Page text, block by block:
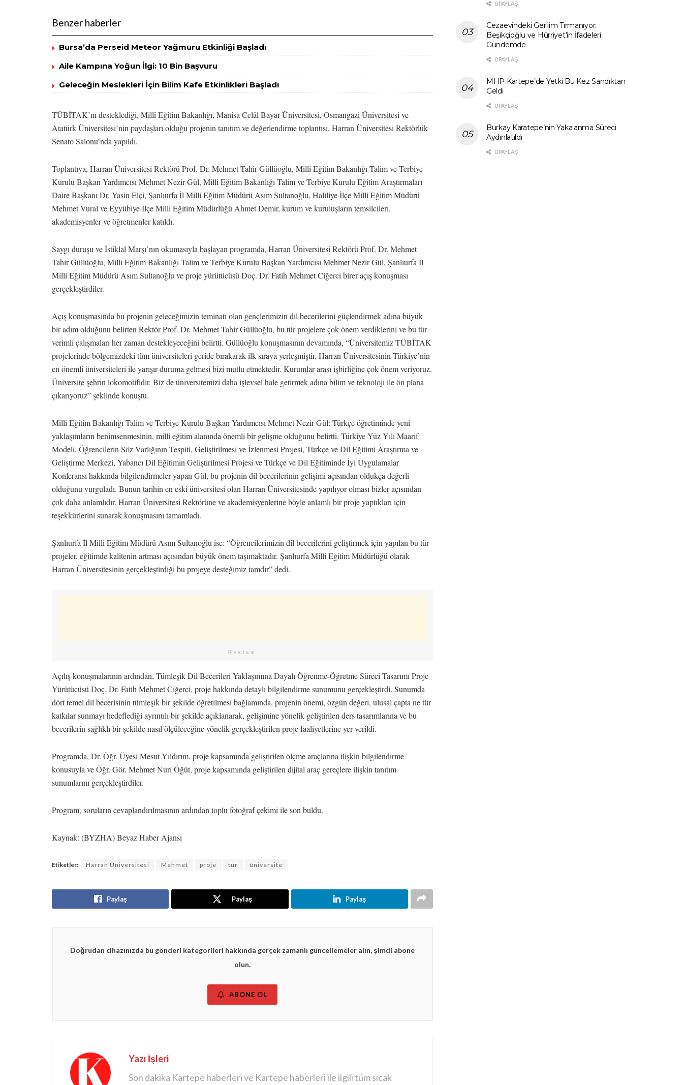
Benzer haberler
Bursa’da Perseid Meteor Yağmuru Etkinliği Başladı
Aile Kampına Yoğun İlgi: 10 Bin Başvuru
Geleceğin Meslekleri İçin Bilim Kafe Etkinlikleri Başladı
TÜBİTAK’ın desteklediği, Millî Eğitim Bakanlığı, Manisa Celâl Bayar Üniversitesi, Osmangazi Üniversitesi ve
Atatürk Üniversitesi’nin paydaşları olduğu projenin tanıtım ve değerlendirme toplantısı, Harran Üniversitesi Rektörlük
Senato Salonu’nda yapıldı.
Toplantıya, Harran Üniversitesi Rektörü Prof. Dr. Mehmet Tahir Güllüoğlu, Milli Eğitim Bakanlığı Talim ve Terbiye
Kurulu Başkan Yardımcısı Mehmet Nezir Gül, Milli Eğitim Bakanlığı Talim ve Terbiye Kurulu Eğitim Araştırmaları
Daire Başkanı Dr. Yasin Elçi, Şanlıurfa İl Milli Eğitim Müdürü Asım Sultanoğlu, Haliliye İlçe Milli Eğitim Müdürü
Mehmet Vural ve Eyyübiye İlçe Milli Eğitim Müdürlüğü Ahmet Demir, kurum ve kuruluşların temsilcileri,
akademisyenler ve öğretmenler katıldı.
Saygı duruşu ve İstiklal Marşı’nın okumasıyla başlayan programda, Harran Üniversitesi Rektörü Prof. Dr. Mehmet
Tahir Güllüoğlu, Milli Eğitim Bakanlığı Talim ve Terbiye Kurulu Başkan Yardımcısı Mehmet Nezir Gül, Şanlıurfa İl
Milli Eğitim Müdürü Asım Sultanoğlu ve proje yürütücüsü Doç. Dr. Fatih Mehmet Ciğerci birer açış konuşması
gerçekleştirdiler.
Açış konuşmasında bu projenin geleceğimizin teminatı olan gençlerimizin dil becerilerini güçlendirmek adına büyük
bir adım olduğunu belirten Rektör Prof. Dr. Mehmet Tahir Güllüoğlu, bu tür projelere çok önem verdiklerini ve bu tür
verimli çalışmaları her zaman destekleyeceğini belirtti. Güllüoğlu konuşmasının devamında, “Üniversitemiz TÜBİTAK
projelerinde bölgemizdeki tüm üniversiteleri geride bırakarak ilk sıraya yerleşmiştir. Harran Üniversitesinin Türkiye’nin
en önemli üniversiteleri ile yarışır duruma gelmesi bizi mutlu etmektedir. Kurumlar arası işbirliğine çok önem veriyoruz.
Üniversite şehrin lokomotifidir. Biz de üniversitemizi daha işlevsel hale getirmek adına bilim ve teknoloji ile ön plana
çıkarıyoruz” şeklinde konuştu.
Milli Eğitim Bakanlığı Talim ve Terbiye Kurulu Başkan Yardımcısı Mehmet Nezir Gül: Türkçe öğretiminde yeni
yaklaşımların benimsenmesinin, milli eğitim alanında önemli bir gelişme olduğunu belirtti. Türkiye Yüz Yılı Maarif
Modeli, Öğrencilerin Söz Varlığının Tespiti, Geliştirilmesi ve İzlenmesi Projesi, Türkçe ve Dil Eğitimi Araştırma ve
Geliştirme Merkezi, Yabancı Dil Eğitimin Geliştirilmesi Projesi ve Türkçe ve Dil Eğitiminde İyi Uygulamalar
Konferansı hakkında bilgilendirmeler yapan Gül, bu projenin dil becerilerinin gelişimi açısından oldukça değerli
olduğunu vurguladı. Bunun tarihin en eski üniversitesi olan Harran Üniversitesinde yapılıyor olması bizler açısından
çok daha anlamlıdır. Harran Üniversitesi Rektörüne ve akademisyenlerine böyle anlamlı bir proje yaptıkları için
teşekkürlerini sunarak konuşmasını tamamladı.
Şanlıurfa İl Milli Eğitim Müdürü Asım Sultanoğlu ise: “Öğrencilerimizin dil becerilerini geliştirmek için yapılan bu tür
projeler, eğitimde kalitenin artması açısından büyük önem taşımaktadır. Şanlıurfa Milli Eğitim Müdürlüğü olarak
Harran Üniversitesinin gerçekleştirdiği bu projeye desteğimiz tamdır” dedi.
Reklam
Açılış konuşmalarının ardından, Tümleşik Dil Becerileri Yaklaşımına Dayalı Öğrenme-Öğretme Süreci Tasarımı Proje
Yürütücüsü Doç. Dr. Fatih Mehmet Ciğerci, proje hakkında detaylı bilgilendirme sunumunu gerçekleştirdi. Sunumda
dört temel dil becerisinin tümleşik bir şekilde öğretilmesi bağlamında, projenin önemi, özgün değeri, ulusal çapta ne tür
katkılar sunmayı hedeflediği ayrıntılı bir şekilde açıklanarak, gelişimine yönelik geliştirilen ders tasarımlarına ve bu
becerilerin sağlıklı bir şekilde nasıl ölçüleceğine yönelik gerçekleştirilen proje faaliyetlerine yer verildi.
Programda, Dr. Öğr. Üyesi Mesut Yıldırım, proje kapsamında geliştirilen ölçme araçlarına ilişkin bilgilendirme
konusuyla ve Öğr. Gör. Mehmet Nuri Öğüt, proje kapsamında geliştirilen dijital araç gereçlere ilişkin tanıtım
sunumlarını gerçekleştirdiler.
Program, soruların cevaplandırılmasının ardından toplu fotoğraf çekimi ile son buldu.
Kaynak: (BYZHA) Beyaz Haber Ajansı
Etiketler: Harran Üniversitesi Mehmet proje tur üniversite
Paylaş Paylaş Paylaş
Doğrudan cihazınızda bu gönderi kategorileri hakkında gerçek zamanlı güncellemeler alın, şimdi abone
olun.
ABONE OL
Yazı İşleri
Son dakika Kartepe haberleri ve Kartepe haberleri ile ilgili tüm sıcak
0 PAYLAŞ
Cezaevindeki Gerilim Tırmanıyor:
Beşikçioğlu ve Hürriyet’in İfadeleri
Gündemde
0 PAYLAŞ
MHP Kartepe’de Yetki Bu Kez Sandıktan
Geldi
0 PAYLAŞ
Burkay Karatepe’nin Yakalanma Süreci
Aydınlatıldı
0 PAYLAŞ